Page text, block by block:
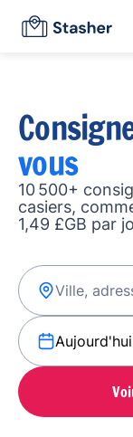
vous
10 500+
casiers,
1,49 £GB par